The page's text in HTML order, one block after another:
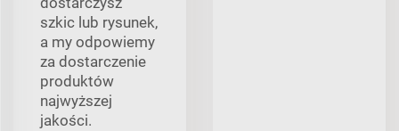
szkic lub rysunek,
a my odpowiemy
za dostarczenie
produktów
najwyższej
jakości.